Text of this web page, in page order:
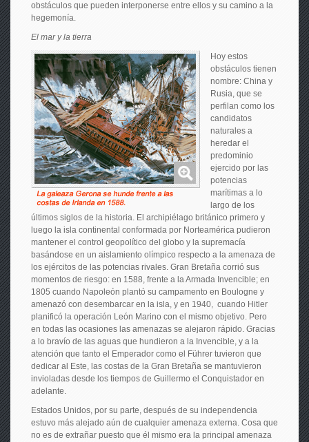
obstáculos que pueden interponerse entre ellos y su camino a la
hegemonía.
El mar y la tierra
Hoy estos
obstáculos tienen
nombre: China y
Rusia, que se
perfilan como los
candidatos
naturales a
heredar el
predominio
ejercido por las
potencias
marítimas a lo
largo de los
últimos siglos de la historia. El archipiélago británico primero y
luego la isla continental conformada por Norteamérica pudieron
mantener el control geopolítico del globo y la supremacía
basándose en un aislamiento olímpico respecto a la amenaza de
los ejércitos de las potencias rivales. Gran Bretaña corrió sus
momentos de riesgo: en 1588, frente a la Armada Invencible; en
1805 cuando Napoleón plantó su campamento en Boulogne y
amenazó con desembarcar en la isla, y en 1940, cuando Hitler
planificó la operación León Marino con el mismo objetivo. Pero
en todas las ocasiones las amenazas se alejaron rápido. Gracias
a lo bravío de las aguas que hundieron a la Invencible, y a la
atención que tanto el Emperador como el Führer tuvieron que
dedicar al Este, las costas de la Gran Bretaña se mantuvieron
invioladas desde los tiempos de Guillermo el Conquistador en
adelante.
Estados Unidos, por su parte, después de su independencia
estuvo más alejado aún de cualquier amenaza externa. Cosa que
no es de extrañar puesto que él mismo era la principal amenaza